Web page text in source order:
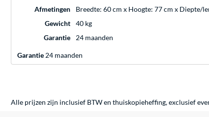
Afmetingen
Breedte: 60 cm x Hoogte: 77 cm x Diepte/
Gewicht
40 kg
Garantie
24 maanden
Garantie 24 maanden
Alle prijzen zijn inclusief BTW en thuiskopieheffing, exclusief